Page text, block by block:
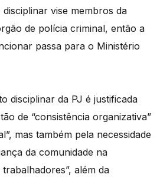
vise membros da
de polícia criminal, então a
passa para o Ministério
disciplinar da PJ é justificada
de “consistência organizativa”
mas também pela necessidade
da comunidade na
além da